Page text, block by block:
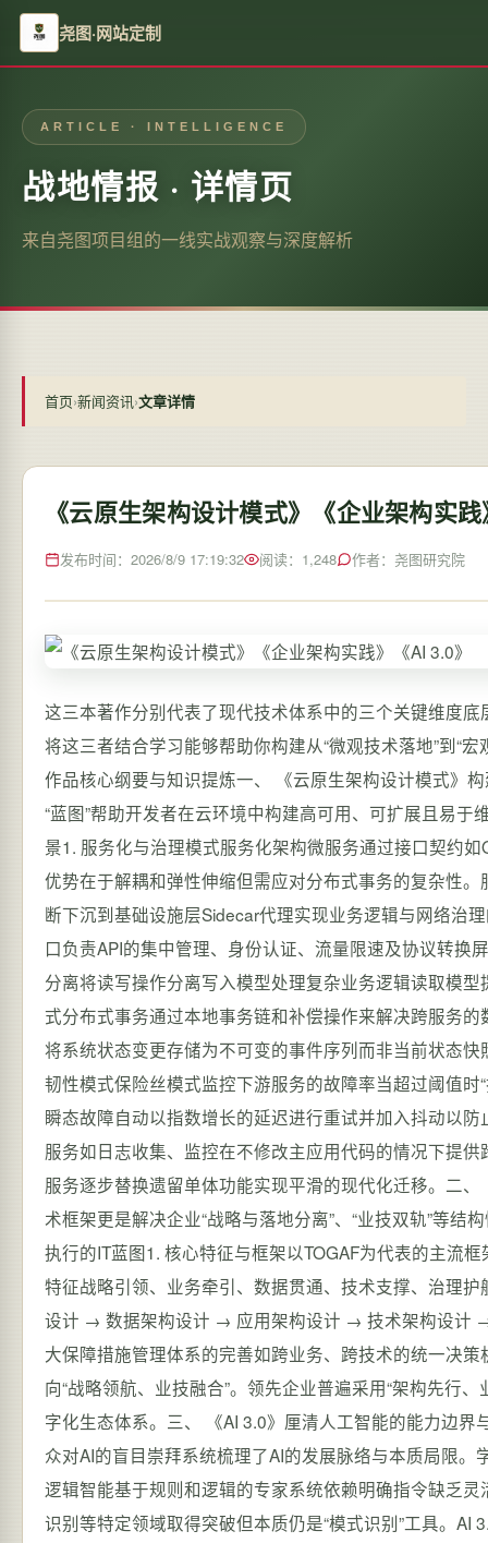
尧图·网站定制
ARTICLE · INTELLIGENCE
战地情报 · 详情页
来自尧图项目组的一线实战观察与深度解析
首页›新闻资讯›文章详情
《云原生架构设计模式》《企业架构实
发布时间：2026/8/9 17:19:32 阅读：1,248 作者：尧图研究院
这三本著作分别代表了现代技术体系中的三个关键维度
将这三者结合学习能够帮助你构建从“微观技术落地”到“
作品核心纲要与知识提炼一、 《云原生架构设计模式》
“蓝图”帮助开发者在云环境中构建高可用、可扩展且易
景1. 服务化与治理模式服务化架构微服务通过接口契约
优势在于解耦和弹性伸缩但需应对分布式事务的复杂性
断下沉到基础设施层Sidecar代理实现业务逻辑与网络治
口负责API的集中管理、身份认证、流量限速及协议转换
分离将读写操作分离写入模型处理复杂业务逻辑读取模
式分布式事务通过本地事务链和补偿操作来解决跨服务
将系统状态变更存储为不可变的事件序列而非当前状态
韧性模式保险丝模式监控下游服务的故障率当超过阈值
瞬态故障自动以指数增长的延迟进行重试并加入抖动以
服务如日志收集、监控在不修改主应用代码的情况下提
服务逐步替换遗留单体功能实现平滑的现代化迁移。二
术框架更是解决企业“战略与落地分离”、“业技双轨”等
执行的IT蓝图1. 核心特征与框架以TOGAF为代表的主流
特征战略引领、业务牵引、数据贯通、技术支撑、治理
设计 → 数据架构设计 → 应用架构设计 → 技术架构设计
大保障措施管理体系的完善如跨业务、跨技术的统一决
向“战略领航、业技融合”。领先企业普遍采用“架构先行
字化生态体系。三、 《AI 3.0》厘清人工智能的能力边
众对AI的盲目崇拜系统梳理了AI的发展脉络与本质局限
逻辑智能基于规则和逻辑的专家系统依赖明确指令缺乏
识别等特定领域取得突破但本质仍是“模式识别”工具。